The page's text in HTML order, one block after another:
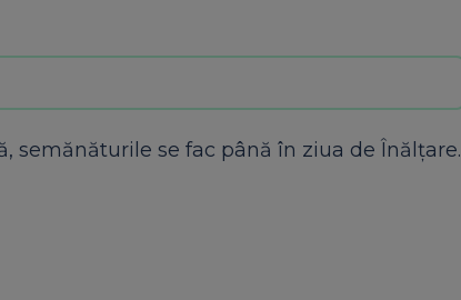
semănăturile se fac până în ziua de Înălțare.